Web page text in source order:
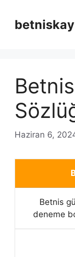
Haziran 6,
Betnis
deneme